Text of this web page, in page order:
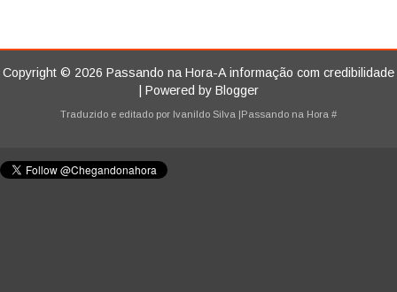
Copyright © 2026 Passando na Hora-A informação com credibilidade
| Powered by Blogger
Traduzido e editado por Ivanildo Silva |Passando na Hora #